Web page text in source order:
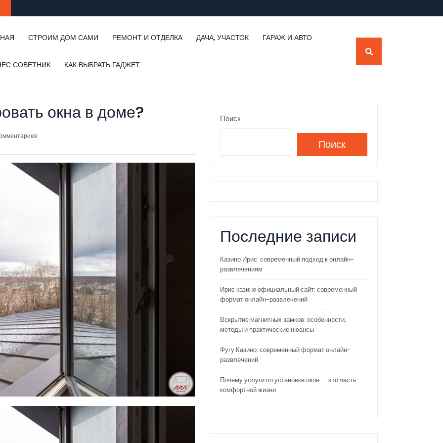
СТРОИМ ДОМ САМИ РЕМОНТ И ОТДЕЛКА ДАЧА, УЧАСТОК ГАРАЖ И АВТО
СОВЕТНИК КАК ВЫБРАТЬ ГАДЖЕТ
окна в доме? Поиск
Поиск
Последние записи
Казино Ирис: современный подход к онлайн-
развлечениям
Ирис казино официальный сайт: современный
формат онлайн-развлечений
Вскрытие магнитных замков: особенности,
методы и практические нюансы
Фугу Казино: современный формат онлайн-
развлечений
Почему услуги по установке окон — это часть
комфортной жизни